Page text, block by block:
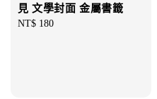
見 文學封面 金屬書籤
Regular
NT$ 180